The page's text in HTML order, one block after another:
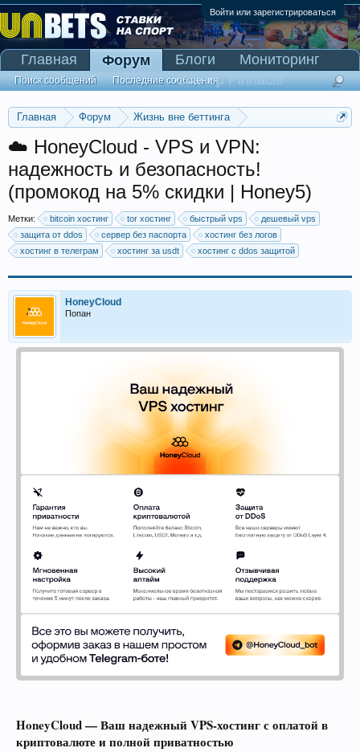
Войти или зарегистрироваться
Главная Форум
Жизнь вне беттинга
☁️ HoneyCloud - VPS и VPN:
надежность и безопасность!
(промокод на 5% скидки | Honey5)
Метки: bitcoin хостинг tor хостинг быстрый vps
дешевый vps
защита от ddos
сервер без паспорта
хостинг без логов
хостинг в телеграм
хостинг за usdt хостинг с ddos защитой
HoneyCloud
Попан
HoneyCloud — Ваш надежный VPS-хостинг с оплатой в
криптовалюте и полной приватностью
Главная Форум
Поиск сообщений Последние сообщения
Блоги
Мониторинг
Сканер Pinnacle